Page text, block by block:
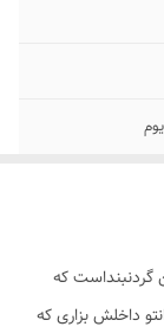
گردنبنداست که
داخلش بزاری که